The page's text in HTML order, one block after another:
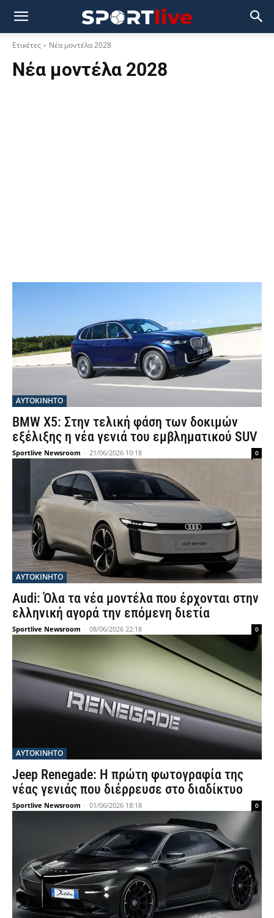
Ετικέτες Νέα μοντέλα 2028
Νέα μοντέλα 2028
ΑΥΤΟΚΙΝΗΤΟ
BMW X5: Στην τελική φάση των δοκιμών
εξέλιξης η νέα γενιά του εμβληματικού SUV
Sportlive Newsroom - 21/06/2026 10:18 0
ΑΥΤΟΚΙΝΗΤΟ
Audi: Όλα τα νέα μοντέλα που έρχονται στην
ελληνική αγορά την επόμενη διετία
Sportlive Newsroom - 08/06/2026 22:18 0
ΑΥΤΟΚΙΝΗΤΟ
Jeep Renegade: Η πρώτη φωτογραφία της
νέας γενιάς που διέρρευσε στο διαδίκτυο
Sportlive Newsroom - 01/06/2026 18:18 0